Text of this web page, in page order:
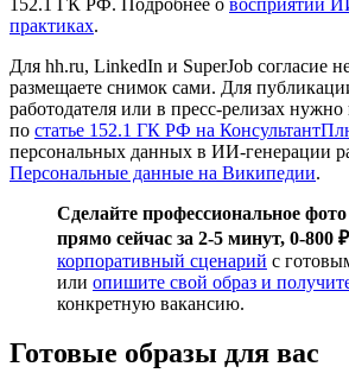
практиках.
Для hh.ru, LinkedIn и SuperJob согласие
размещаете снимок сами. Для
работодателя или в пресс-релизах
по статье 152.1 ГК РФ на
персональных данных в ИИ-генерации
Персональные данные на Википедии.
Сделайте профессиональное
прямо сейчас за 2-5 минут, 0-800 ₽
корпоративный сценарий с
или опишите свой образ и
конкретную вакансию.
Готовые образы для вас